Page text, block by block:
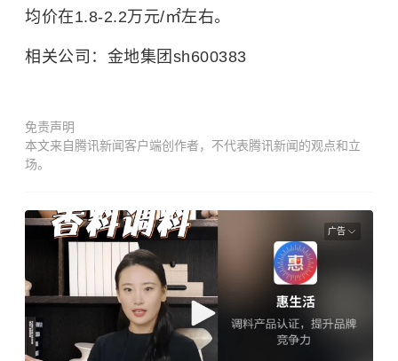
均价在1.8-2.2万元/㎡左右。
相关公司：金地集团sh600383
免责声明
本文来自腾讯新闻客户端创作者，不代表腾讯新闻的观点和立
场。
广告